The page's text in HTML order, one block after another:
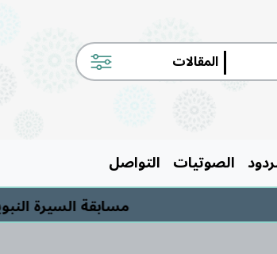
|
الصوتيات التواصل
مسابقة السيرة النبوية